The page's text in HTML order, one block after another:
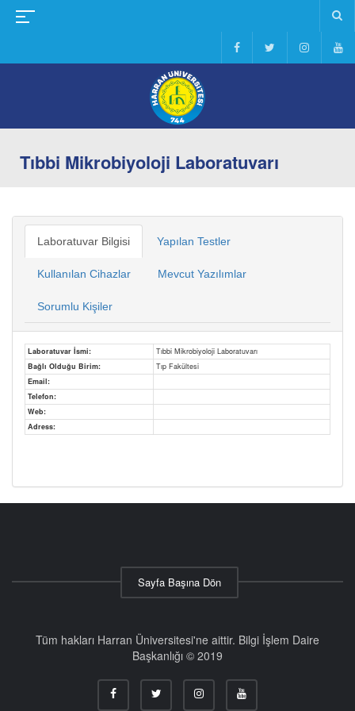
Tıbbi Mikrobiyoloji Laboratuvarı
Laboratuvar Bilgisi Yapılan Testler
Kullanılan Cihazlar Mevcut Yazılımlar
Sorumlu Kişiler
Laboratuvar İsmi:
Tıbbi Mikrobiyoloji Laboratuvarı
Bağlı Olduğu Birim:
Tıp Fakültesi
Email:
Telefon:
Web:
Adress:
Sayfa Başına Dön
Tüm hakları Harran Üniversitesi'ne aittir. Bilgi İşlem Daire
Başkanlığı © 2019